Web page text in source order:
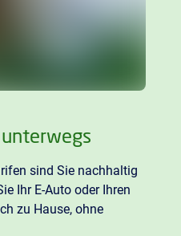
sind Sie nachhaltig
Ihr E-Auto oder Ihren
zu Hause, ohne